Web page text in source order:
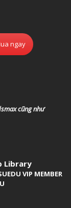
ngay
cũng như
Library
VIP MEMBER